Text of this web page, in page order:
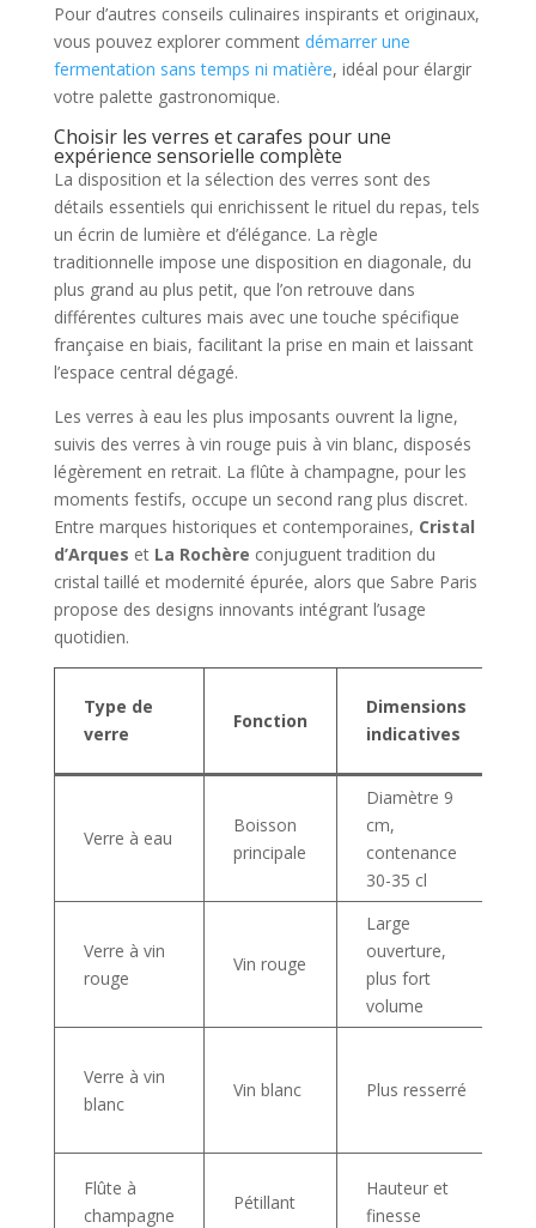
Pour d’autres conseils culinaires inspirants et originaux,
vous pouvez explorer comment démarrer une
fermentation sans temps ni matière, idéal pour élargir
votre palette gastronomique.
Choisir les verres et carafes pour une
expérience sensorielle complète
La disposition et la sélection des verres sont des
détails essentiels qui enrichissent le rituel du repas, tels
un écrin de lumière et d’élégance. La règle
traditionnelle impose une disposition en diagonale, du
plus grand au plus petit, que l’on retrouve dans
différentes cultures mais avec une touche spécifique
française en biais, facilitant la prise en main et laissant
l’espace central dégagé.
Les verres à eau les plus imposants ouvrent la ligne,
suivis des verres à vin rouge puis à vin blanc, disposés
légèrement en retrait. La flûte à champagne, pour les
moments festifs, occupe un second rang plus discret.
Entre marques historiques et contemporaines, Cristal
d’Arques et La Rochère conjuguent tradition du
cristal taillé et modernité épurée, alors que Sabre Paris
propose des designs innovants intégrant l’usage
quotidien.
Type de
verre
Fonction
Dimensions
indicatives
Verre à eau
Boisson
principale
Diamètre 9
cm,
contenance
30-35 cl
Verre à vin
rouge
Vin rouge
Large
ouverture,
plus fort
volume
Verre à vin
blanc
Vin blanc Plus resserré
Flûte à
champagne
Pétillant
Hauteur et
finesse